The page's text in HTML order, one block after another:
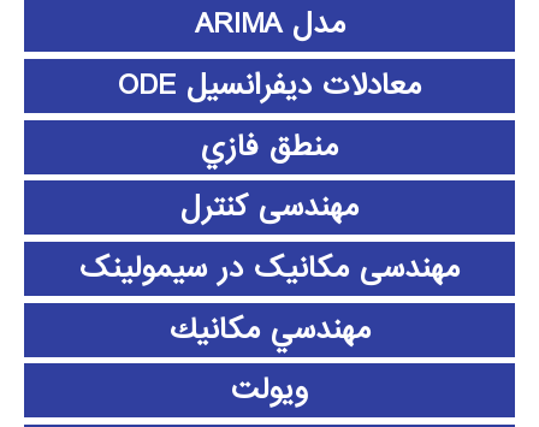
مدل ARIMA
معادلات دیفرانسیل ODE
منطق فازي
مهندسی کنترل
مهندسی مکانیک در سیمولینک
مهندسي مكانيك
ویولت